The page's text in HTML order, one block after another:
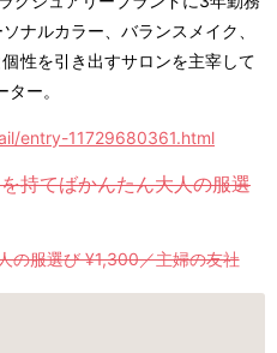
ナルカラー、バランスメイク、
性を引き出すサロンを主宰して
ー。
entry-11729680361.html
持てばかんたん大人の服選
の服選び ¥1,300／主婦の友社